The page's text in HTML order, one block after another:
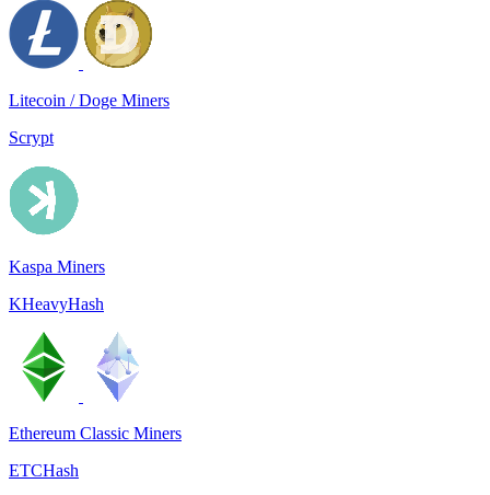
Litecoin / Doge Miners
Scrypt
Kaspa Miners
KHeavyHash
Ethereum Classic Miners
ETCHash